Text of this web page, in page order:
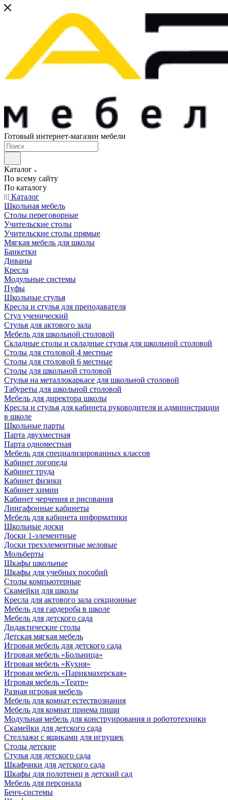
Готовый интернет-магазин мебели
Каталог
По всему сайту
По каталогу
Каталог
Школьная мебель
Столы переговорные
Учительские столы
Учительские столы прямые
Мягкая мебель для школы
Банкетки
Диваны
Кресла
Модульные системы
Пуфы
Школьные стулья
Кресла и стулья для преподавателя
Стул ученический
Стулья для актового зала
Мебель для школьной столовой
Складные столы и складные стулья для школьной столовой
Столы для столовой 4 местные
Столы для столовой 6 местные
Столы для школьной столовой
Стулья на металлокаркасе для школьной столовой
Табуреты для школьной столовой
Мебель для директора школы
Кресла и стулья для кабинета руководителя и администрации
в школе
Школьные парты
Парта двухместная
Парта одноместная
Мебель для специализированных классов
Кабинет логопеда
Кабинет труда
Кабинет физики
Кабинет химии
Кабинет черчения и рисования
Лингафонные кабинеты
Мебель для кабинета информатики
Школьные доски
Доски 1-элементные
Доски трехэлементные меловые
Мольберты
Шкафы школьные
Шкафы для учебных пособий
Столы компьютерные
Скамейки для школы
Кресла для актового зала секционные
Мебель для гардероба в школе
Мебель для детского сада
Дидактические столы
Детская мягкая мебель
Игровая мебель для детского сада
Игровая мебель «Больница»
Игровая мебель «Кухня»
Игровая мебель «Парикмахерская»
Игровая мебель «Театр»
Разная игровая мебель
Мебель для комнат естествознания
Мебель для комнат приема пищи
Модульная мебель для конструирования и робототехники
Скамейки для детского сада
Стеллажи с ящиками для игрушек
Столы детские
Стулья для детского сада
Шкафчики для детского сада
Шкафы для полотенец в детский сад
Мебель для персонала
Бенч-системы